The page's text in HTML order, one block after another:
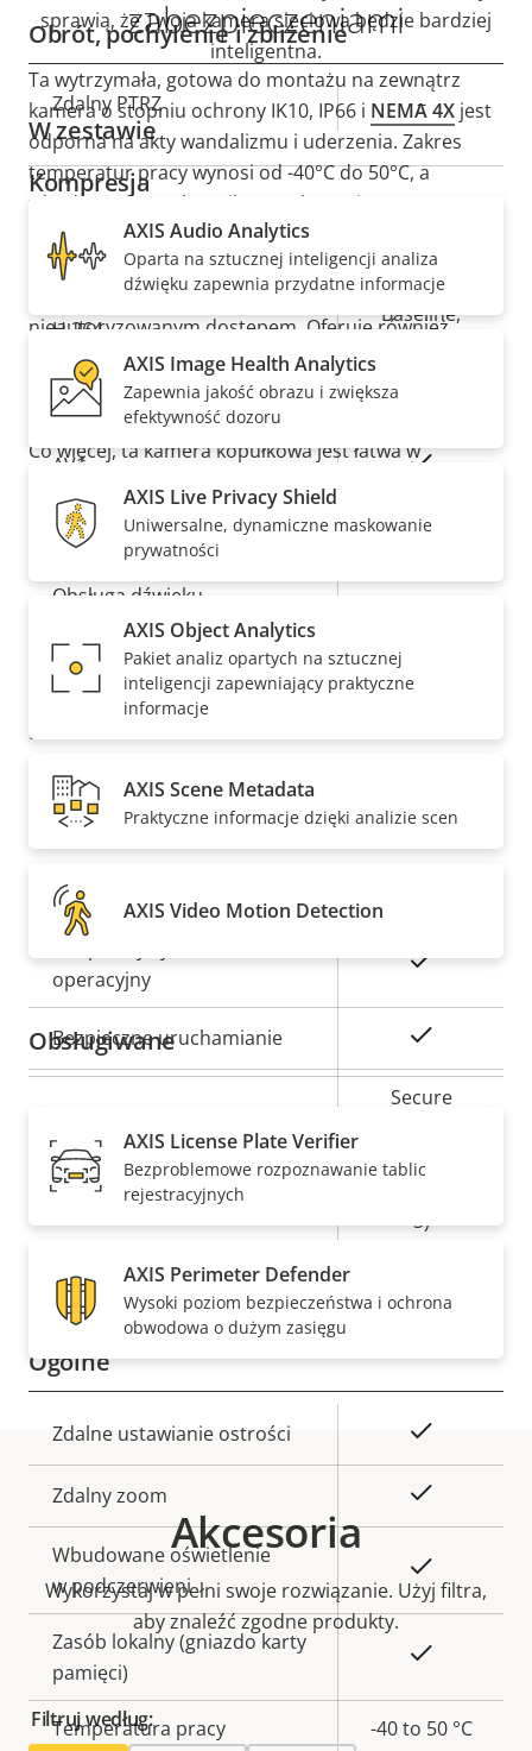
zabezpieczeniami
Ta wytrzymała, gotowa do montażu na zewnątrz
kamera o stopniu ochrony IK10, IP66 i NEMA 4X jest
odporna na akty wandalizmu i uderzenia. Zakres
temperatur pracy wynosi od -40°C do 50°C, a
wbudowany przełącznik antywłamaniowy może
wykryć sabotaż.Axis Edge Vault
platforma cyberbezpieczeństwa, zabezpiecza
urządzenie i chroni poufne informacje przed
nieautoryzowanym dostępem. Oferuje również
bezpieczne przechowywanie kluczy z certyfikatem
FIPS 140-3 Level 3 w zakresie bezpiecznego
przechowywania i obsługi kluczy kryptograficznych.
Co więcej, ta kamera kopułkowa jest łatwa w
Obrót, pochylenie i zbliżenie
Opis
nieruchomości
Wartość
nieruchomości
Zdalny PTRZ –
Kompresja
Opis
nieruchomości
Wartość
nieruchomości
Technologia Zipstream Tak
H.264
Baseline,
H.265
AV1
Dźwięk
Opis
nieruchomości
Wartość
nieruchomości
Obsługa dźwięku
Wbudowany mikrofon
Sieć
Opis
nieruchomości
Wartość
nieruchomości
Klasa PoE
Bezpieczeństwo
nieruchomości
operacyjny
Tak
Bezpieczne uruchamianie
Secure keystore
Secure
EAL6+, FIPS
3)
Moduł Axis Edge
Ogólne
Opis
nieruchomości
Wartość
nieruchomości
Zdalne ustawianie ostrości
Zdalny zoom
Wbudowane oświetlenie
w podczerwieni
Zasób lokalny (gniazdo karty
pamięci)
Temperatura pracy -40 to 50 °C
sprawią, że Twoja kamera sieciowa będzie bardziej
inteligentna.
W zestawie
AXIS Audio Analytics
Oparta na sztucznej inteligencji analiza
dźwięku zapewnia przydatne informacje
AXIS Image Health Analytics
Zapewnia jakość obrazu i zwiększa
efektywność dozoru
AXIS Live Privacy Shield
Uniwersalne, dynamiczne maskowanie
prywatności
AXIS Object Analytics
Pakiet analiz opartych na sztucznej
inteligencji zapewniający praktyczne
informacje
AXIS Scene Metadata
Praktyczne informacje dzięki analizie scen
AXIS Video Motion Detection
Obsługiwane
AXIS License Plate Verifier
Bezproblemowe rozpoznawanie tablic
rejestracyjnych
AXIS Perimeter Defender
Wysoki poziom bezpieczeństwa i ochrona
obwodowa o dużym zasięgu
Akcesoria
Wykorzystaj w pełni swoje rozwiązanie. Użyj filtra,
aby znaleźć zgodne produkty.
Filtruj według: